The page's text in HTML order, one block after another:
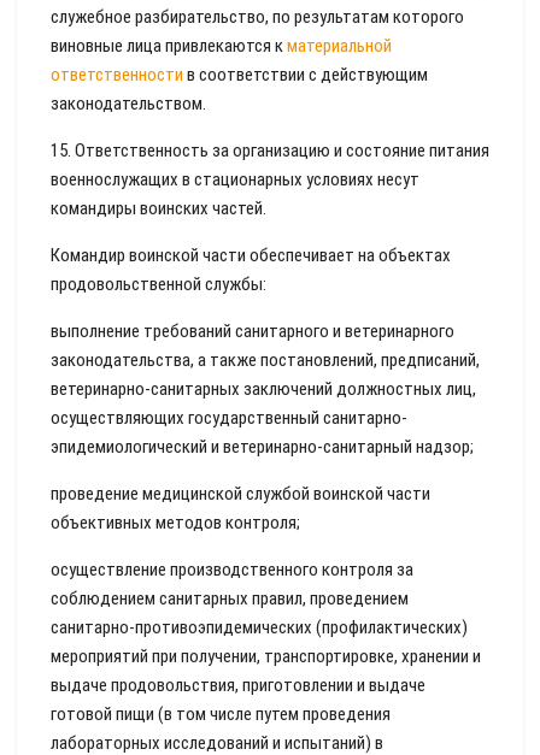
служебное разбирательство, по результатам которого
виновные лица привлекаются кматериальной
ответственности в соответствии с действующим
законодательством.
15. Ответственность за организацию и состояние питания
военнослужащих в стационарных условиях несут
командиры воинских частей.
Командир воинской части обеспечивает на объектах
продовольственной службы:
выполнение требований санитарного и ветеринарного
законодательства, а также постановлений, предписаний,
ветеринарно-санитарных заключений должностных лиц,
осуществляющих государственный санитарно-
эпидемиологический и ветеринарно-санитарный надзор;
проведение медицинской службой воинской части
объективных методов контроля;
осуществление производственного контроля за
соблюдением санитарных правил, проведением
санитарно-противоэпидемических (профилактических)
мероприятий при получении, транспортировке, хранении и
выдаче продовольствия, приготовлении и выдаче
готовой пищи (в том числе путем проведения
лабораторных исследований и испытаний) в